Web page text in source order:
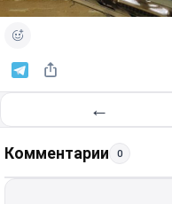
←
Комментарии 0